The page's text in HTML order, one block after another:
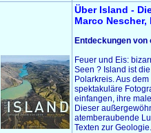
Über Island -
Marco Nescher,
Entdeckungen von
Feuer und Eis:
Seen ? Island ist
Polarkreis. Aus
spektakuläre
einfangen, ihre
Dieser
atemberaubende
Texten zur